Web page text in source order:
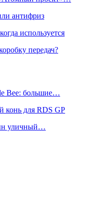
антифриз
используется
передач?
Bee: большие…
конь для RDS GP
уличный…